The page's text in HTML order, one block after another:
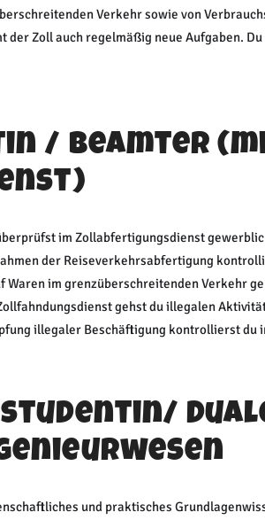
Verkehr sowie von
der Zoll auch regelmäßig neue Aufgaben.
/ Beamter
im Zollabfertigungsdienst
der Reiseverkehrsabfertigung
Waren im grenzüberschreitenden Verkehr
gehst du illegalen
illegaler Beschäftigung kontrollierst
und praktisches